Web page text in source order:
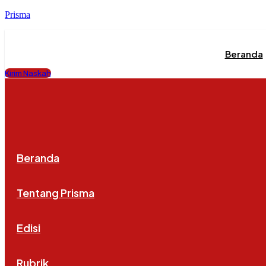
Prisma
Beranda
Kirim Naskah
Beranda
Tentang Prisma
Edisi
Rubrik